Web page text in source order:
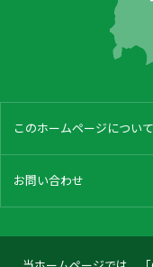
このホームページについて
お問い合わせ